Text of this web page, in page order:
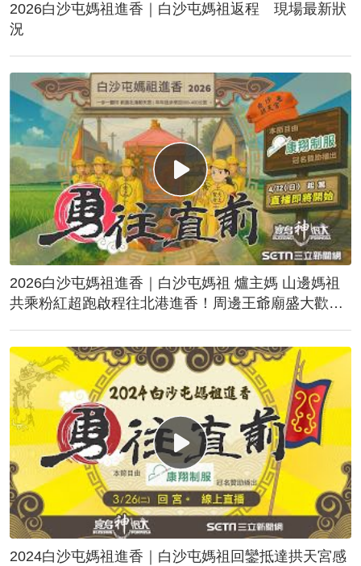
2026白沙屯媽祖進香｜白沙屯媽祖返程 現場最新狀
況
2026白沙屯媽祖進香｜白沙屯媽祖 爐主媽 山邊媽祖
共乘粉紅超跑啟程往北港進香！周邊王爺廟盛大歡
2024白沙屯媽祖進香｜白沙屯媽祖回鑾抵達拱天宮感